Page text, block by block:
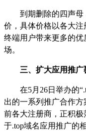
到期删除的四声母
价，具体价格以各大
终端用户带来更多的
场。
三、扩大应用推广
在5月 26日举办的“
出的一系列推广合作
前各大注册商，正积
于.top域名应用推广的